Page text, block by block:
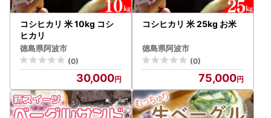
コシヒカリ 米 10kg コシ
ヒカリ
徳島県阿波市
(0)
30,000
コシヒカリ 米 25kg お米
徳島県阿波市
(0)
75,000